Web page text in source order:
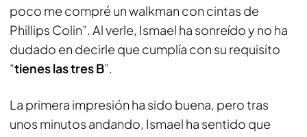
poco me compré un walkman con cintas de
Phillips Colin”. Al verle, Ismael ha sonreído y no ha
dudado en decirle que cumplía con su requisito
“tienes las tres B”.
La primera impresión ha sido buena, pero tras
unos minutos andando, Ismael ha sentido que